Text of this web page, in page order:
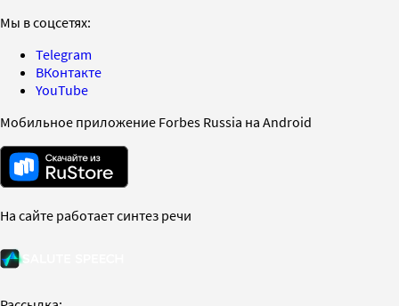
Мы в соцсетях:
Telegram
ВКонтакте
YouTube
Мобильное приложение Forbes Russia на Android
На сайте работает синтез речи